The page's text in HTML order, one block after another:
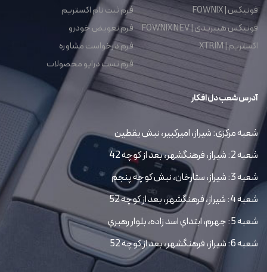
فونیکس | FOWNIX
فونیکس هیبریدی | FOWNIX NEV
اکستریم | XTRIM
فرم ثبت نام اکستریم
فرم تعویض خودرو
فرم درخواست مشاوره
فرم تست درایو محصولات
آدرس شعب دل افکار
شعبه مرکزی: شیراز، امیرکبیر، نبش یقطین
شعبه 2: شیراز، فرهنگشهر، بعد از کوچه 42
شعبه 3: شیراز، ستارخان، نبش کوچه پنجم
شعبه 4: شیراز، فرهنگشهر، بعد از کوچه 52
شعبه 5: جهرم، ابتداي اسد زاده، بلوار رهبري
شعبه 6: شیراز، فرهنگشهر، بعد از کوچه 52